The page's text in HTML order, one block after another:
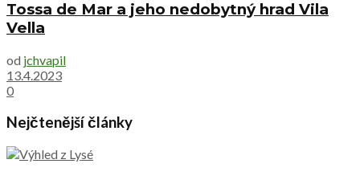
Tossa de Mar a jeho nedobytný hrad Vila
Vella
od jchvapil
13.4.2023
0
Nejčtenější články